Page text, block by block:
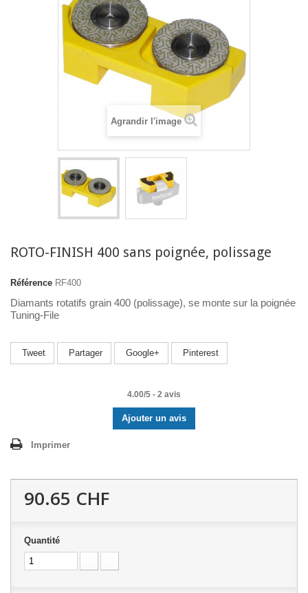
Agrandir l'image
ROTO-FINISH 400 sans poignée, polissage
Référence RF400
Diamants rotatifs grain 400 (polissage), se monte sur la poignée
Tuning-File
Tweet Partager Google+ Pinterest
4.00/5 - 2 avis
Ajouter un avis
Imprimer
90.65 CHF
Quantité